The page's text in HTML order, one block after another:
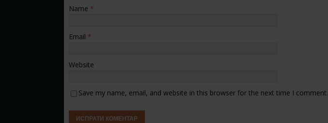
Name *
Email *
Website
Save my name, email, and website in this browser for the next time I comment.